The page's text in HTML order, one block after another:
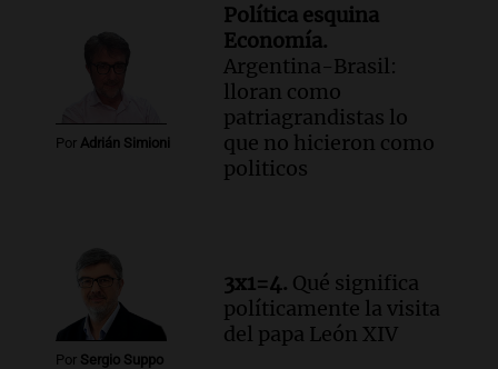
Por Adrián Simioni
Política esquina
Economía.
Argentina-Brasil:
lloran como
patriagrandistas lo
que no hicieron como
politicos
Por Sergio Suppo
3x1=4. Qué significa
políticamente la visita
del papa León XIV